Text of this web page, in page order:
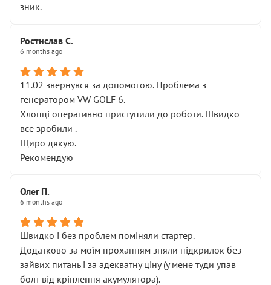
зник.
Ростислав С.
6 months ago
11.02 звернувся за допомогою. Проблема з
генератором VW GOLF 6.
Хлопці оперативно приступили до роботи. Швидко
все зробили .
Щиро дякую.
Рекомендую
Олег П.
6 months ago
Швидко і без проблем поміняли стартер.
Додатково за моїм проханням зняли підкрилок без
зайвих питань і за адекватну ціну (у мене туди упав
болт від кріплення акумулятора).